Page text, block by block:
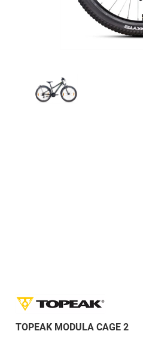
TOPEAK MODULA CAGE 2